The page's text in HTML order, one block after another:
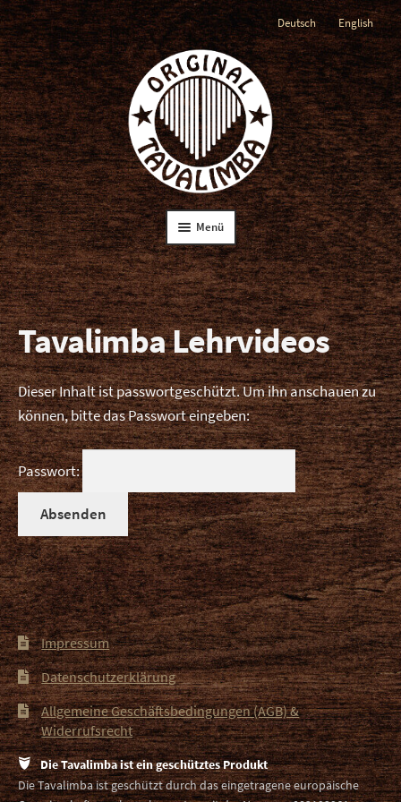
Zur
Navigation
springen
Zum
Inhalt
springen
Deutsch English
Menü
Startseite
Die Tavalimba
Lehrbuch
Videos
Shop
Rezensionen
Kontakt
Tavalimba Lehrvideos
Dieser Inhalt ist passwortgeschützt. Um ihn anschauen zu
können, bitte das Passwort eingeben:
Passwort:
Impressum
Datenschutzerklärung
Allgemeine Geschäftsbedingungen (AGB) &
Widerrufsrecht
Die Tavalimba ist ein geschütztes Produkt
Die Tavalimba ist geschützt durch das eingetragene europäische